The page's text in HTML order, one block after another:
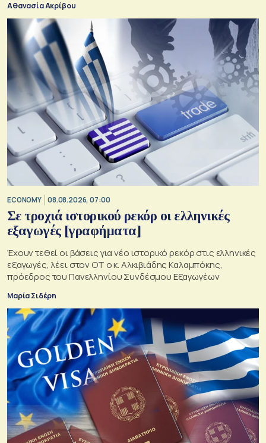
Αθανασία Ακρίβου
ECONOMY 08.08.2026, 07:00
Σε τροχιά ιστορικού ρεκόρ οι ελληνικές
εξαγωγές [γραφήματα]
Έχουν τεθεί οι βάσεις για νέο ιστορικό ρεκόρ στις ελληνικές
εξαγωγές, λέει στον ΟΤ ο κ. Αλκιβιάδης Καλαμπόκης,
πρόεδρος του Πανελληνίου Συνδέσμου Εξαγωγέων
Μαρία Σιδέρη